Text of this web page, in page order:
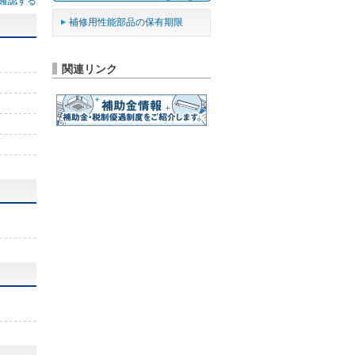
補修用性能部品の保有期限
関連リンク